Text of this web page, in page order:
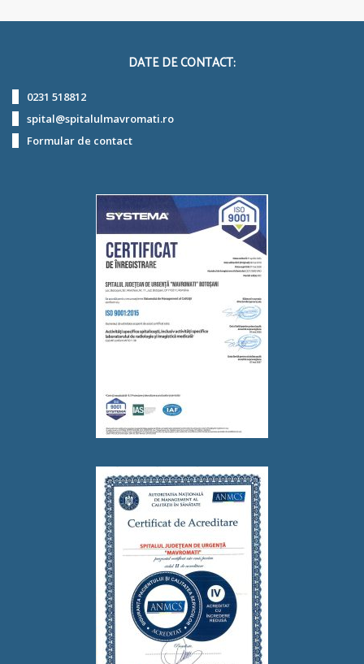
DATE DE CONTACT:
0231 518812
spital@spitalulmavromati.ro
Formular de contact